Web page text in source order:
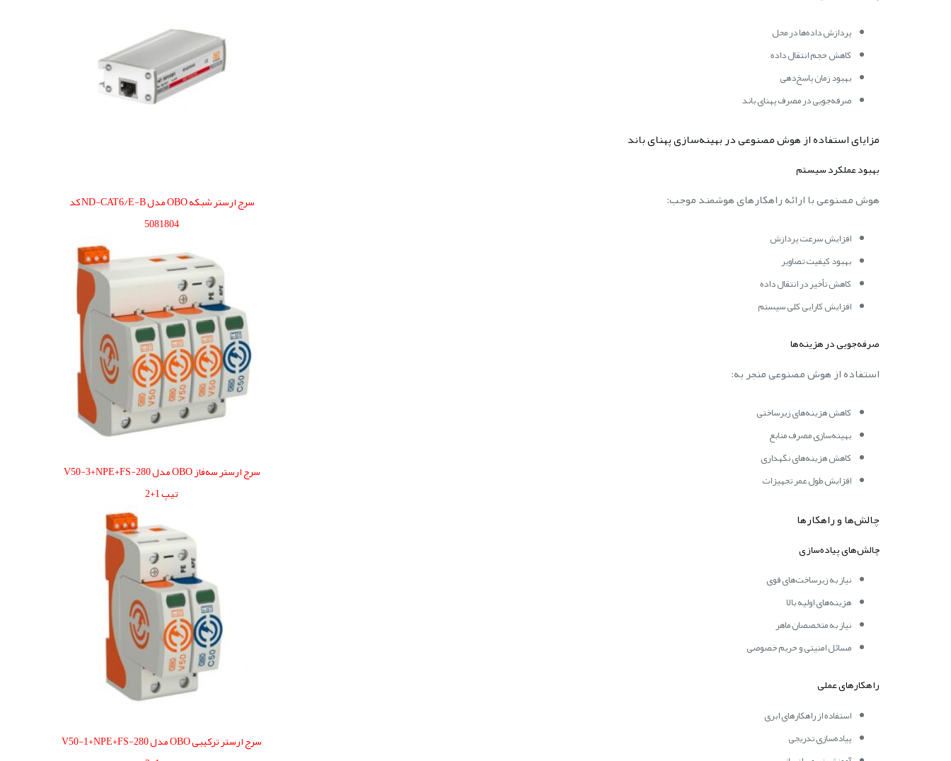
پردازش داده‌ها در محل
کاهش حجم انتقال داده
بهبود زمان پاسخ‌دهی
صرفه‌جویی در مصرف پهنای باند
مزایای استفاده از هوش مصنوعی در بهینه‌سازی پهنای باند
بهبود عملکرد سیستم
هوش مصنوعی با ارائه راهکارهای هوشمند موجب:
افزایش سرعت پردازش
بهبود کیفیت تصاویر
کاهش تأخیر در انتقال داده
افزایش کارایی کلی سیستم
صرفه‌جویی در هزینه‌ها
استفاده از هوش مصنوعی منجر به:
کاهش هزینه‌های زیرساختی
بهینه‌سازی مصرف منابع
کاهش هزینه‌های نگهداری
افزایش طول عمر تجهیزات
چالش‌ها و راهکارها
چالش‌های پیاده‌سازی
نیاز به زیرساخت‌های قوی
هزینه‌های اولیه بالا
نیاز به متخصصان ماهر
مسائل امنیتی و حریم خصوصی
راهکارهای عملی
استفاده از راهکارهای ابری
پیاده‌سازی تدریجی
سرج ارستر شبکه OBO مدل ND-CAT6/E-B کد
5081804
سرج ارستر سه‌فاز OBO مدل V50-3+NPE+FS-280
تیپ 1+2
سرج ارستر ترکیبی OBO مدل V50-1+NPE+FS-280